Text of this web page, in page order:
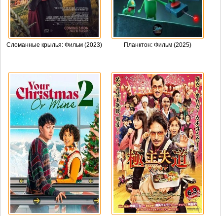
Сломанные крылья: Фильм (2023) Планктон: Фильм (2025)